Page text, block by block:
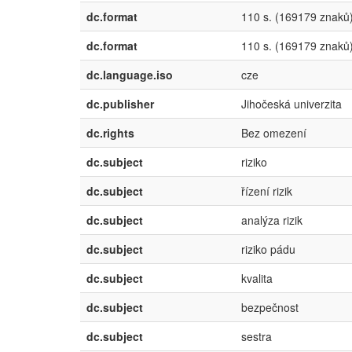
dc.format
110 s. (169179
dc.format
110 s. (169179
dc.language.iso
cze
dc.publisher
Jihočeská univerzita
dc.rights
Bez omezení
dc.subject
riziko
dc.subject
řízení rizik
dc.subject
analýza rizik
dc.subject
riziko pádu
dc.subject
kvalita
dc.subject
bezpečnost
dc.subject
sestra